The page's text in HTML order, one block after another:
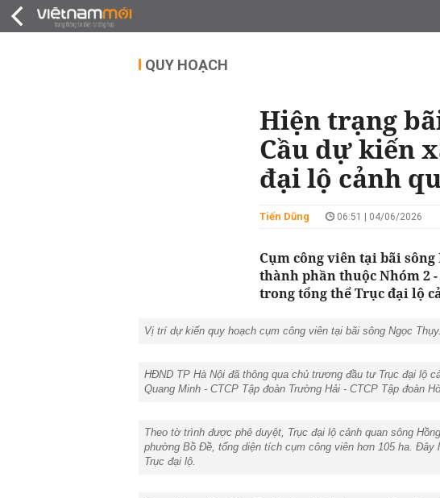
QUY HOẠCH
Hiện trạng
Cầu dự kiến
đại lộ cảnh
Tiến Dũng 06:51 | 04/06/2026
Cụm công viên tại bãi
thành phần thuộc Nhóm 2
trong tổng thể Trục đại lộ
Vị trí dự kiến quy hoạch cụm công viên tại bãi sông Ngọc Thụy.
HĐND TP Hà Nội đã thông qua chủ trương đầu tư Trục đại lộ
Quang Minh - CTCP Tập đoàn Trường Hải - CTCP Tập đoàn
Theo tờ trình được phê duyệt, Trục đại lộ cảnh quan sông
phường Bồ Đề, tổng diện tích cụm công viên hơn 105 ha.
Trục đại lộ.